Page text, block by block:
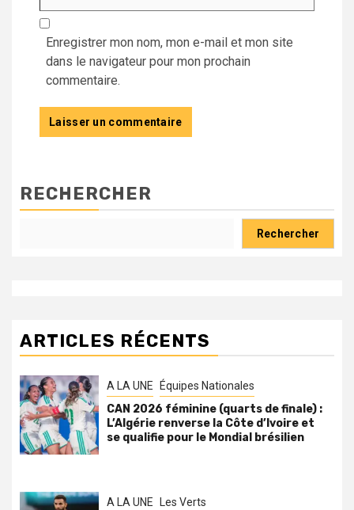
Enregistrer mon nom, mon e-mail et mon site
dans le navigateur pour mon prochain
commentaire.
RECHERCHER
Rechercher
ARTICLES RÉCENTS
A LA UNE Équipes Nationales
CAN 2026 féminine (quarts de finale) :
L’Algérie renverse la Côte d’Ivoire et
se qualifie pour le Mondial brésilien
A LA UNE Les Verts